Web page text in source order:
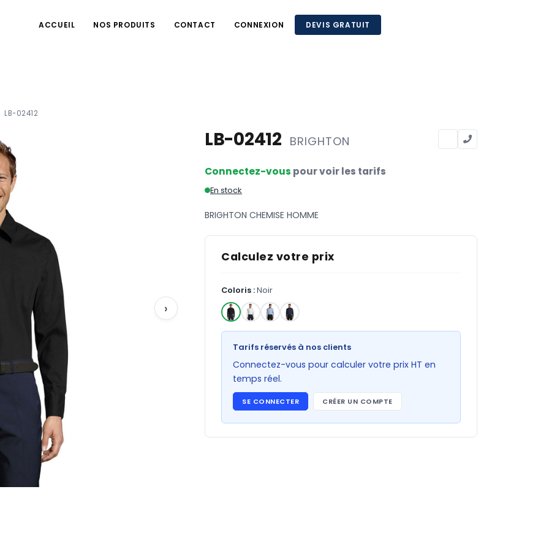
ACCUEIL NOS PRODUITS CONTACT CONNEXION DEVIS GRATUIT
LB-02412
›
LB-02412 BRIGHTON
Connectez-vous pour voir les tarifs
En stock
BRIGHTON CHEMISE HOMME
Calculez votre prix
Coloris :Noir
Tarifs réservés à nos clients
Connectez-vous pour calculer votre prix HT en
temps réel.
SE CONNECTER CRÉER UN COMPTE